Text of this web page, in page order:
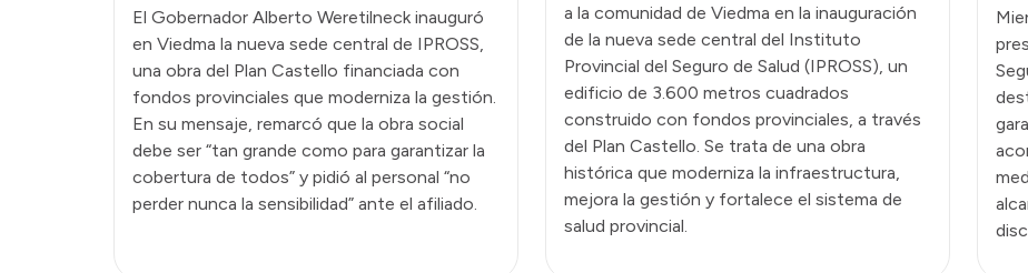
El Gobernador Alberto Weretilneck inauguró
en Viedma la nueva sede central de IPROSS,
una obra del Plan Castello financiada con
fondos provinciales que moderniza la gestión.
En su mensaje, remarcó que la obra social
debe ser “tan grande como para garantizar la
cobertura de todos” y pidió al personal “no
perder nunca la sensibilidad” ante el afiliado.
a la comunidad de Viedma en la inauguración
de la nueva sede central del Instituto
Provincial del Seguro de Salud (IPROSS), un
edificio de 3.600 metros cuadrados
construido con fondos provinciales, a través
del Plan Castello. Se trata de una obra
histórica que moderniza la infraestructura,
mejora la gestión y fortalece el sistema de
salud provincial.